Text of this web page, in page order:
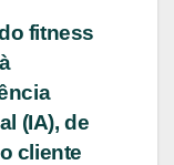
fitness
(IA), de
cliente